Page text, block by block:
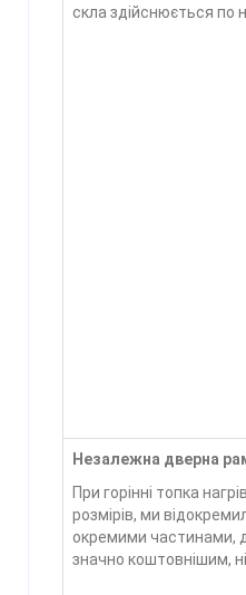
скла здійснюється по
Незалежна дверна
При горінні топка
розмірів, ми
окремими частинами,
значно коштовнішим,